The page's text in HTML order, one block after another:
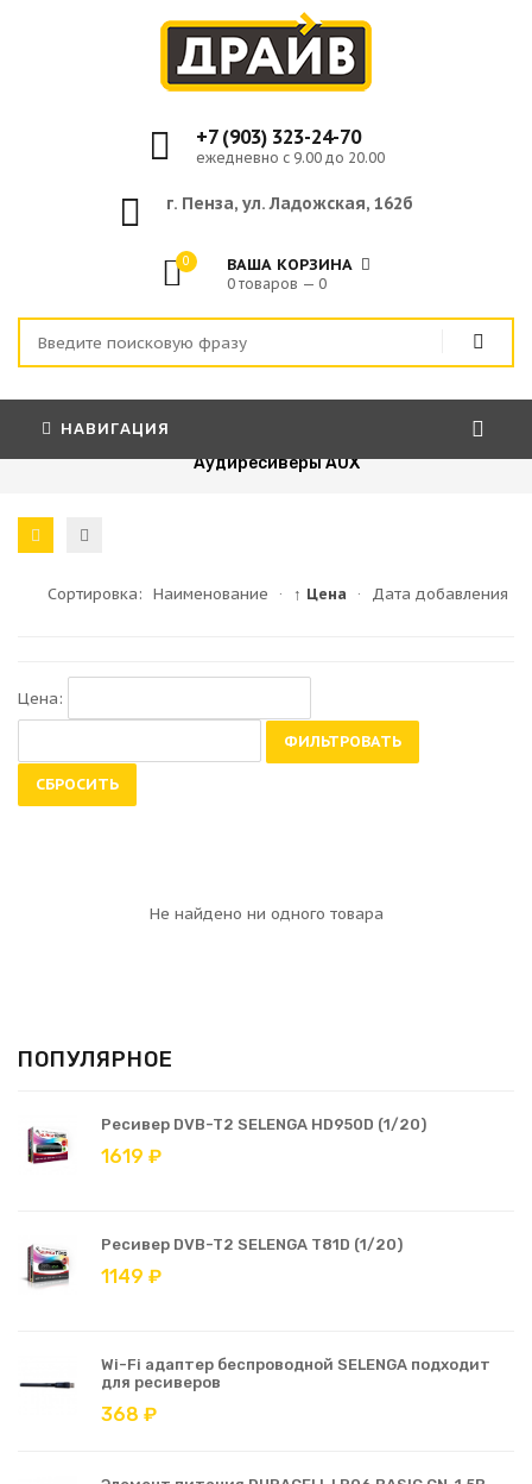
+7 (903) 323-24-70
ежедневно с 9.00 до 20.00
г. Пенза, ул. Ладожская, 162б
0 ВАША КОРЗИНА
0 товаров — 0
НАВИГАЦИЯ
Аудиресиверы AUX
Сортировка: Наименование · ↑ Цена · Дата добавления
Цена:
ФИЛЬТРОВАТЬ
СБРОСИТЬ
Не найдено ни одного товара
ПОПУЛЯРНОЕ
Ресивер DVB-T2 SELENGA HD950D (1/20)
1619 ₽
Ресивер DVB-T2 SELENGA T81D (1/20)
1149 ₽
Wi-Fi адаптер беспроводной SELENGA подходит
для ресиверов
368 ₽